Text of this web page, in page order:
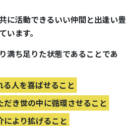
に活動できるいい仲間と出逢い豊
います。
満ち足りた状態であることであ
人を喜ばせること
き世の中に循環させること
により拡げること